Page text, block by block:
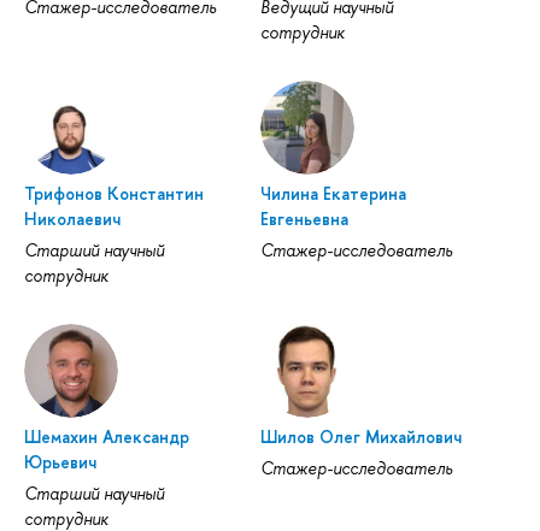
Стажер-исследователь
Ведущий научный
сотрудник
Трифонов Константин
Николаевич
Старший научный
сотрудник
Чилина Екатерина
Евгеньевна
Стажер-исследователь
Шемахин Александр
Юрьевич
Старший научный
сотрудник
Шилов Олег Михайлович
Стажер-исследователь